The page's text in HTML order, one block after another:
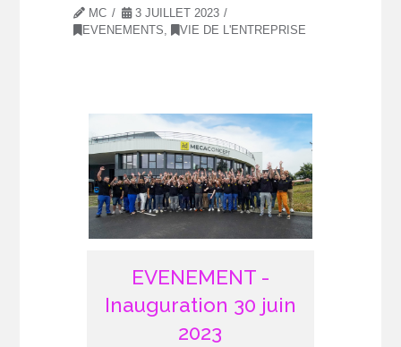
MC
3 JUILLET 2023
EVENEMENTS
VIE DE L'ENTREPRISE
EVENEMENT -
Inauguration 30 juin
2023